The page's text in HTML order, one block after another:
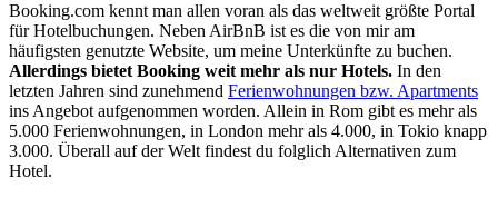
Booking.com kennt man allen voran als das weltweit größte Portal
für Hotelbuchungen. Neben AirBnB ist es die von mir am
häufigsten genutzte Website, um meine Unterkünfte zu buchen.
Allerdings bietet Booking weit mehr als nur Hotels. In den
letzten Jahren sind zunehmend Ferienwohnungen bzw. Apartments
ins Angebot aufgenommen worden. Allein in Rom gibt es mehr als
5.000 Ferienwohnungen, in London mehr als 4.000, in Tokio knapp
3.000. Überall auf der Welt findest du folglich Alternativen zum
Hotel.